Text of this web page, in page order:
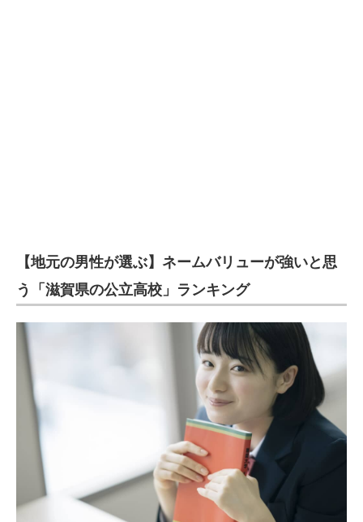
【地元の男性が選ぶ】ネームバリューが強いと思
う「滋賀県の公立高校」ランキング